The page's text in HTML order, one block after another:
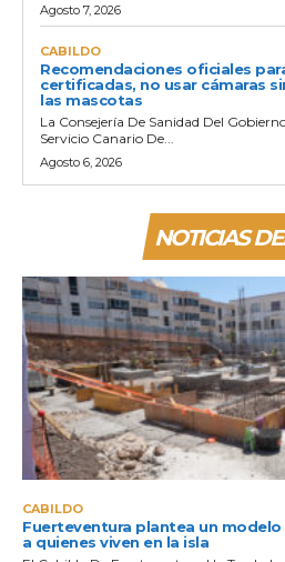
Agosto 7, 2026
CABILDO
Recomendaciones oficiales
certificadas, no usar cámaras
las mascotas
La Consejería De Sanidad Del
Servicio Canario De...
Agosto 6, 2026
NOTICIAS
CABILDO
Fuerteventura plantea un
a quienes viven en la isla